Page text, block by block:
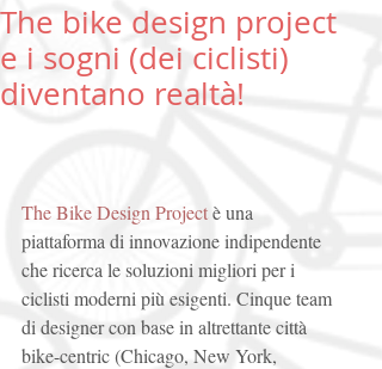
The bike design project
e i sogni (dei ciclisti)
diventano realtà!
The Bike Design Project è una
piattaforma di innovazione indipendente
che ricerca le soluzioni migliori per i
ciclisti moderni più esigenti. Cinque team
di designer con base in altrettante città
bike-centric (Chicago, New York,